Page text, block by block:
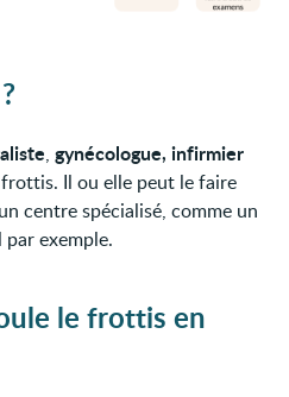
,gynécologue, infirmier
Il ou elle peut le faire
centre spécialisé, comme un
exemple.
le frottis en